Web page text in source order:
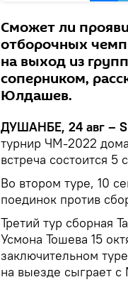
Сможет ли
отборочных
на выход из
соперником,
Юлдашев.
ДУШАНБЕ, 24 авг –
турнир ЧМ-2022
встреча состоится 5
Во втором туре, 10
поединок против
Третий тур сборная
Усмона Тошева 15
заключительном
на выезде сыграет